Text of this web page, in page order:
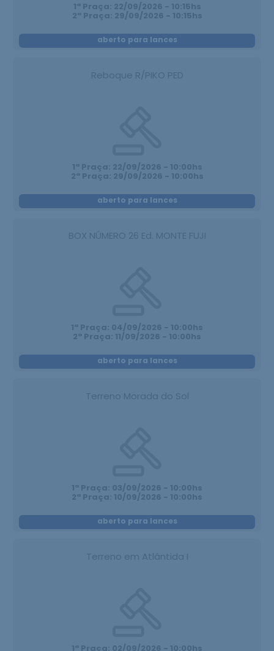
1ª Praça: 22/09/2026 - 10:15hs
2ª Praça: 29/09/2026 - 10:15hs
aberto para lances
Reboque R/PIKO PED
1ª Praça: 22/09/2026 - 10:00hs
2ª Praça: 29/09/2026 - 10:00hs
aberto para lances
BOX NÚMERO 26 Ed. MONTE FUJI
1ª Praça: 04/09/2026 - 10:00hs
2ª Praça: 11/09/2026 - 10:00hs
aberto para lances
Terreno Morada do Sol
1ª Praça: 03/09/2026 - 10:00hs
2ª Praça: 10/09/2026 - 10:00hs
aberto para lances
Terreno em Atlântida I
1ª Praça: 02/09/2026 - 10:00hs